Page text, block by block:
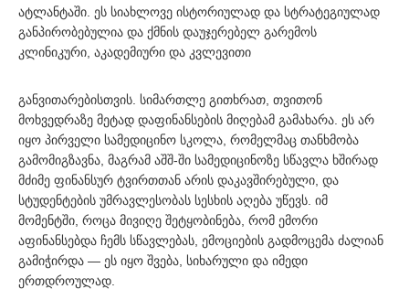
ატლანტაში. ეს სიახლოვე ისტორიულად და სტრატეგიულად
განპირობებულია და ქმნის დაუჯერებელ გარემოს
კლინიკური, აკადემიური და კვლევითი
განვითარებისთვის. სიმართლე გითხრათ, თვითონ
მოხვედრაზე მეტად დაფინანსების მიღებამ გამახარა. ეს არ
იყო პირველი სამედიცინო სკოლა, რომელმაც თანხმობა
გამომიგზავნა, მაგრამ აშშ-ში სამედიცინოზე სწავლა ხშირად
მძიმე ფინანსურ ტვირთთან არის დაკავშირებული, და
სტუდენტების უმრავლესობას სესხის აღება უწევს. იმ
მომენტში, როცა მივიღე შეტყობინება, რომ ემორი
აფინანსებდა ჩემს სწავლებას, ემოციების გადმოცემა ძალიან
გამიჭირდა — ეს იყო შვება, სიხარული და იმედი
ერთდროულად.